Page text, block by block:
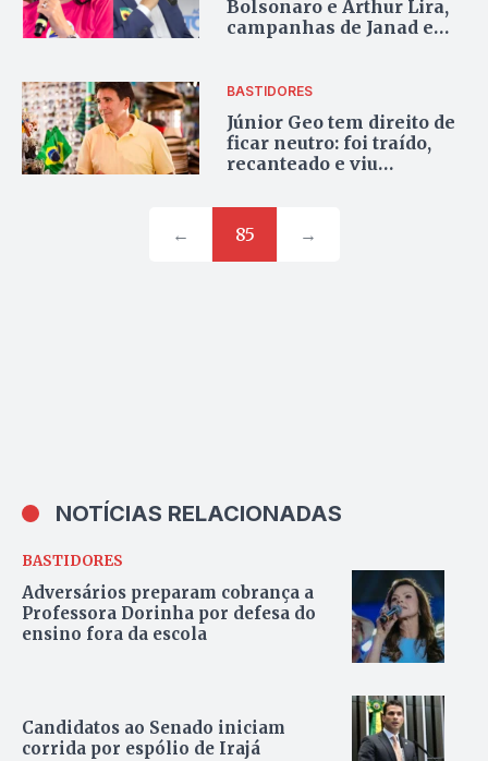
Bolsonaro e Arthur Lira,
campanhas de Janad e
BASTIDORES
Júnior Geo tem direito de
ficar neutro: foi traído,
recanteado e viu
percentual de possíveis
votos
← 85 →
NOTÍCIAS RELACIONADAS
BASTIDORES
Adversários preparam cobrança a
Professora Dorinha por defesa do
ensino fora da escola
Candidatos ao Senado iniciam
corrida por espólio de Irajá